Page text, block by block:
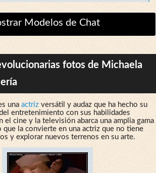
Modelos de Chat
fotos de Michaela
una actrizversátil y audaz que ha hecho su
entretenimiento con sus habilidades
el cine y la televisión abarca una amplia gama
que la convierte en una actriz que no tiene
y explorar nuevos terrenos en su arte.